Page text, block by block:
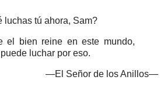
luchas tú ahora, Sam?
el bien reine en este mundo,
puede luchar por eso.
—El Señor de los Anillos—